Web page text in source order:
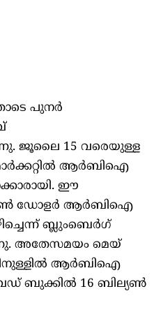
പുനര്‍
ജൂലൈ 15 വരെയുള്ള
ആര്‍ബിഐ
ഈ
ഡോളര്‍ ആര്‍ബിഐ
ബ്ലുംബെര്‍ഗ്
അതേസമയം മെയ്
ആര്‍ബിഐ
ബുക്കില്‍ 16 ബില്യണ്‍